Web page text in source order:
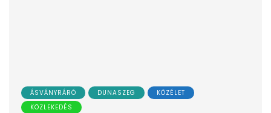
ÁSVÁNYRÁRÓ DUNASZEG
KÖZÉLET
KÖZLEKEDÉS